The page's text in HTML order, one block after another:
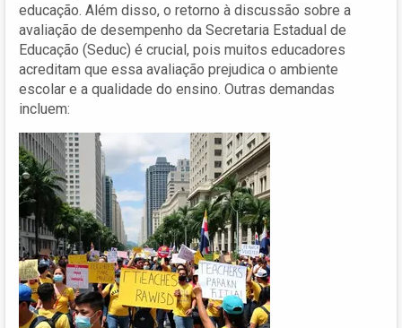
educação. Além disso, o retorno à discussão sobre a
avaliação de desempenho da Secretaria Estadual de
Educação (Seduc) é crucial, pois muitos educadores
acreditam que essa avaliação prejudica o ambiente
escolar e a qualidade do ensino. Outras demandas
incluem: